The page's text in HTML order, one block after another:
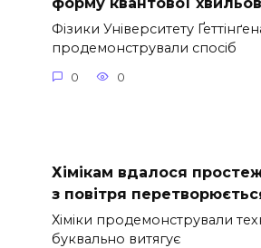
Фізики Університету
продемонстрували спосіб
0 0
Хімікам вдалося
з повітря
Хіміки продемонстрували
буквально витягує